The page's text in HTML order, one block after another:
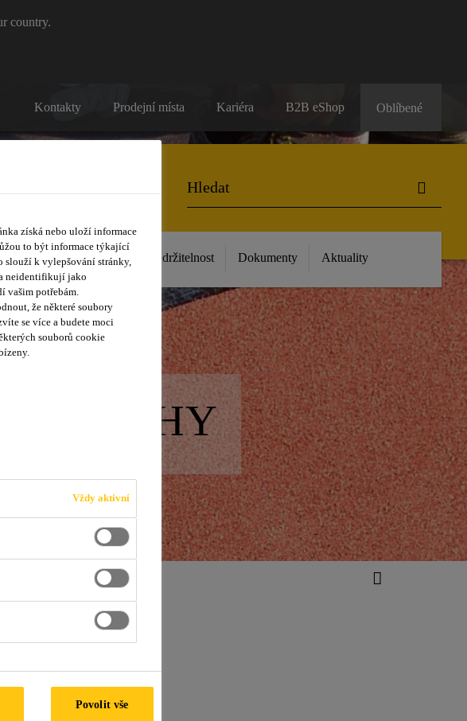
country.
Kontakty Prodejní místa Kariéra B2B eShop Oblíbené
Reference O nás Udržitelnost Dokumenty Aktuality
OSB desky, prkna
střecha
získá nebo uloží informace
to být informace týkající
slouží k vylepšování stránky,
neidentifikují jako
vašim potřebám.
že některé soubory
se více a budete moci
souborů cookie
Vždy aktivní
Povolit vše